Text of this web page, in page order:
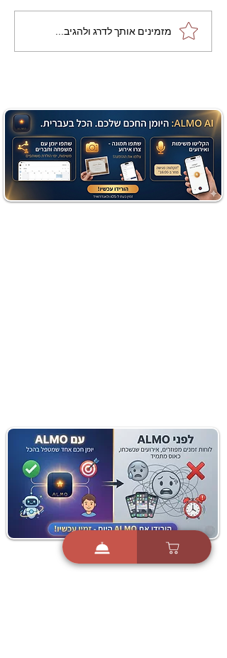
מתכון מנצח עוגת מייפל
שוקולד בחושה וקלה - זיוה
מזמינים אותך לדרג ולהגיב...